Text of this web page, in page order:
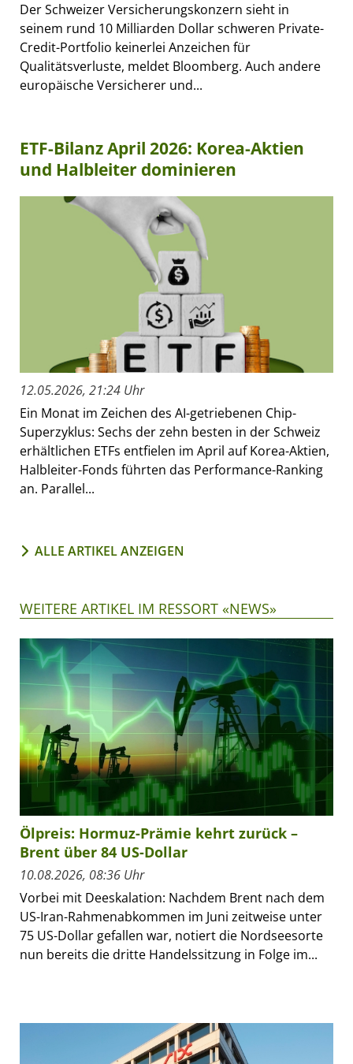
Der Schweizer Versicherungskonzern sieht in
seinem rund 10 Milliarden Dollar schweren Private-
Credit-Portfolio keinerlei Anzeichen für
Qualitätsverluste, meldet Bloomberg. Auch andere
europäische Versicherer und...
ETF-Bilanz April 2026: Korea-Aktien
und Halbleiter dominieren
12.05.2026, 21:24 Uhr
Ein Monat im Zeichen des AI-getriebenen Chip-
Superzyklus: Sechs der zehn besten in der Schweiz
erhältlichen ETFs entfielen im April auf Korea-Aktien,
Halbleiter-Fonds führten das Performance-Ranking
an. Parallel...
ALLE ARTIKEL ANZEIGEN
WEITERE ARTIKEL IM RESSORT «NEWS»
Ölpreis: Hormuz-Prämie kehrt zurück –
Brent über 84 US-Dollar
10.08.2026, 08:36 Uhr
Vorbei mit Deeskalation: Nachdem Brent nach dem
US-Iran-Rahmenabkommen im Juni zeitweise unter
75 US-Dollar gefallen war, notiert die Nordseesorte
nun bereits die dritte Handelssitzung in Folge im...